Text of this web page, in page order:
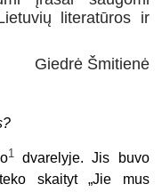
literatūros ir
Giedrė Šmitienė
1dvarelyje. Jis buvo
skaityt „Jie mus